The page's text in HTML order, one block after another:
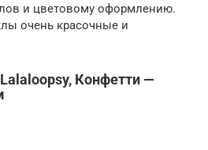
и цветовому оформлению.
очень красочные и
Конфетти —